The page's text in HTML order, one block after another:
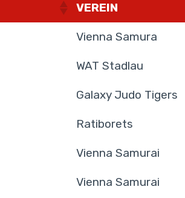
VEREIN
Vienna Samura
WAT Stadlau
Galaxy Judo Tigers
Ratiborets
Vienna Samurai
Vienna Samurai